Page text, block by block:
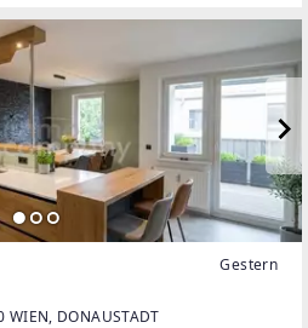
Gestern
WIEN, DONAUSTADT